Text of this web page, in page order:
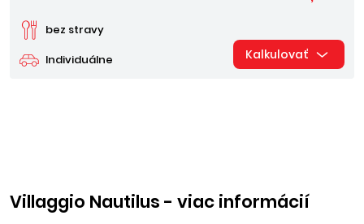
Individuálne
bez stravy
Kalkulovať
Villaggio Nautilus - viac informácií